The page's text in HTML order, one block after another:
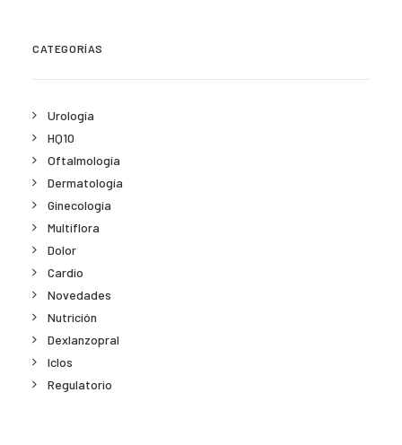
CATEGORÍAS
Urología
HQ10
Oftalmología
Dermatología
Ginecología
Multiflora
Dolor
Cardio
Novedades
Nutrición
Dexlanzopral
Iclos
Regulatorio